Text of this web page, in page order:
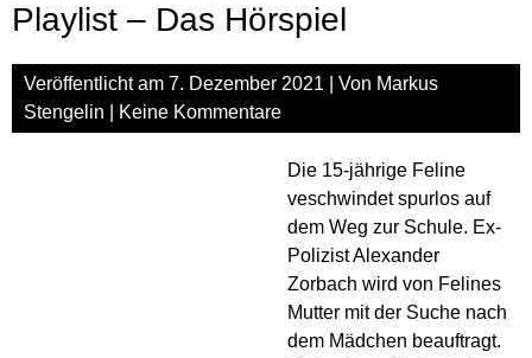
Playlist – Das Hörspiel
Veröffentlicht am 7. Dezember 2021 | Von Markus
Stengelin
Keine Kommentare
Die 15-jährige Feline
veschwindet spurlos auf
dem Weg zur Schule. Ex-
Polizist Alexander
Zorbach wird von Felines
Mutter mit der Suche nach
dem Mädchen beauftragt.